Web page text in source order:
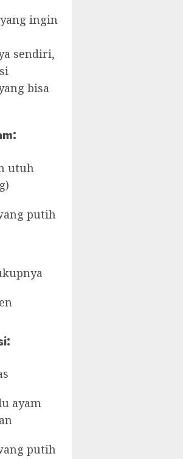
ingin
sendiri,
bisa
utuh
putih
ayam
putih